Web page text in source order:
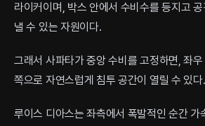
라이커이며, 박스 안에서 수비수를 등지고
낼 수 있는 자원이다.
그래서 사파타가 중앙 수비를 고정하면, 좌
쪽으로 자연스럽게 침투 공간이 열릴 수 있다.
루이스 디아스는 좌측에서 폭발적인 순간 가